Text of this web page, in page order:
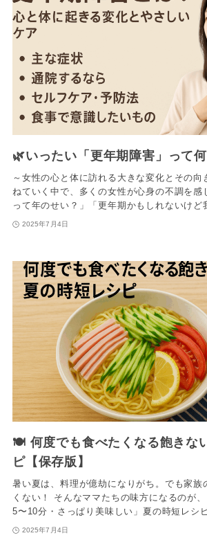
🌿いったい「更年期障害」って何
～女性の心と体に訪れる大きな変化とその向
ねていく中で、多くの女性が心身の不調を感
って年のせい？」「更年期かもしれないけ
2025年7月4日
🍽️ 何度でも食べたくなる飽きな
ピ【保存版】
暑い夏は、料理が億劫になりがち。でも家族
くない！ そんなママたちの味方になるのが、
5〜10分・さっぱり美味しい」夏の時短レシ
2025年7月4日